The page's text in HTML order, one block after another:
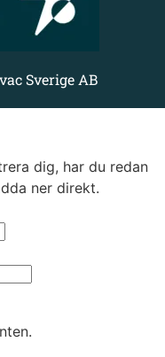
Sverige AB
dig, har du redan
ner direkt.